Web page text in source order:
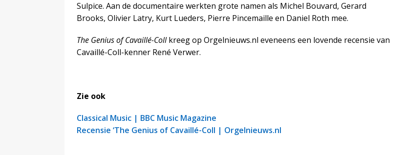
Sulpice. Aan de documentaire werkten grote namen als Michel Bouvard, Gerard
Brooks, Olivier Latry, Kurt Lueders, Pierre Pincemaille en Daniel Roth mee.
The Genius of Cavaillé-Collkreeg op Orgelnieuws.nl eveneens een lovende recensie van
Cavaillé-Coll-kenner René Verwer.
Zie ook
Classical Music | BBC Music Magazine
Recensie ‘The Genius of Cavaillé-Coll | Orgelnieuws.nl